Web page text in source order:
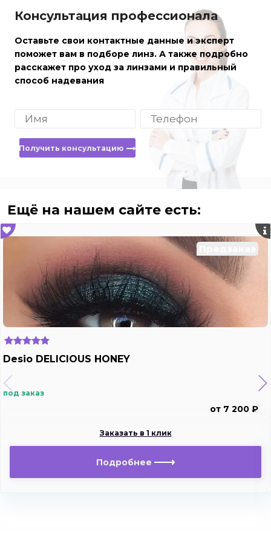
Консультация профессионала
Оставьте свои контактные данные и эксперт
поможет вам в подборе линз. А также подробно
расскажет про уход за линзами и правильный
способ надевания
Получить консультацию
Ещё на нашем сайте есть:
Desio DELICIOUS HONEY
под заказ
от 7 200 ₽
Заказать в 1 клик
Подробнее